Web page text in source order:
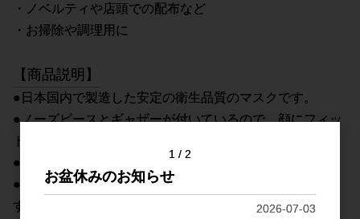
・ノベルティや店頭での配布など
・お掃除や調理用に
【商品説明】
●日本国内で製造した安定の衛生品質のマスクです。
●ノーズピースとギャザーが付いているので、顔にフィッ
トします。
●衛生的な個包装タイプです。
●軽くて柔らかく、息苦しさもなく快適に身につけられま
す。
1 2
お盆休みのお知らせ
2026-07-03